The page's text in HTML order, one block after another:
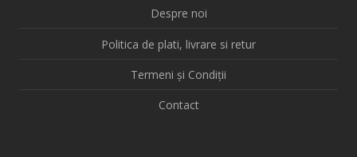
Despre noi
Politica de plati, livrare si retur
Termeni și Condiții
Contact